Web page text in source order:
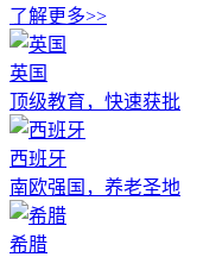
了解更多>>
英国
顶级教育，快速获批
西班牙
南欧强国，养老圣地
希腊